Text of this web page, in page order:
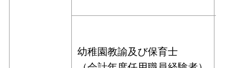
幼稚園教諭及び保育士